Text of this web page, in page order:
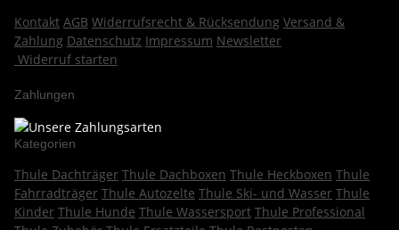
Kontakt AGB Widerrufsrecht & Rücksendung Versand &
Zahlung Datenschutz Impressum Newsletter
Widerruf starten
Zahlungen
Kategorien
Thule Dachträger Thule Dachboxen Thule Heckboxen Thule
Fahrradträger Thule Autozelte Thule Ski- und Wasser Thule
Kinder Thule Hunde Thule Wassersport Thule Professional